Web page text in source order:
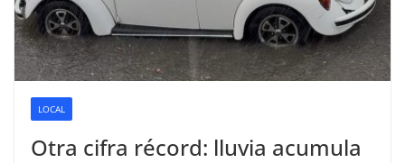
LOCAL
Otra cifra récord: lluvia acumula